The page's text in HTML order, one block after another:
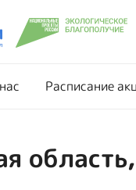
Расписание
Новости О